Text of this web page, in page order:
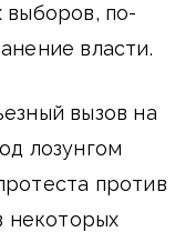
выборов, по-
власти.
вызов на
лозунгом
против
некоторых